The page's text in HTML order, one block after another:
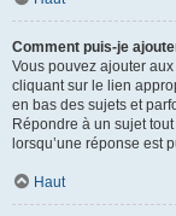
Comment puis-je
Vous pouvez ajouter
cliquant sur le lien
en bas des sujets et
Répondre à un sujet
lorsqu’une réponse est
Haut